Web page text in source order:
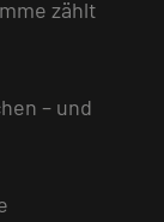
zählt
– und